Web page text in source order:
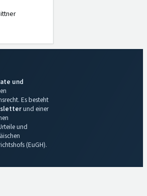
und
Es besteht
und einer
und
(EuGH).